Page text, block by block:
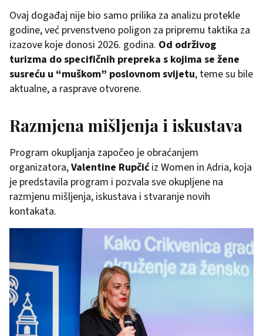
Ovaj događaj nije bio samo prilika za analizu protekle
godine, već prvenstveno poligon za pripremu taktika za
izazove koje donosi 2026. godina. Od održivog
turizma do specifičnih prepreka s kojima se žene
susreću u “muškom” poslovnom svijetu, teme su bile
aktualne, a rasprave otvorene.
Razmjena mišljenja i iskustava
Program okupljanja započeo je obraćanjem
organizatora,Valentine Rupčićiz Women in Adria, koja
je predstavila program i pozvala sve okupljene na
razmjenu mišljenja, iskustava i stvaranje novih
kontakata.